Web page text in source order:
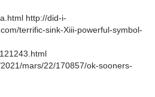
http://did-i-
terrific-sink-Xiii-powerful-symbol-
mars/22/170857/ok-sooners-